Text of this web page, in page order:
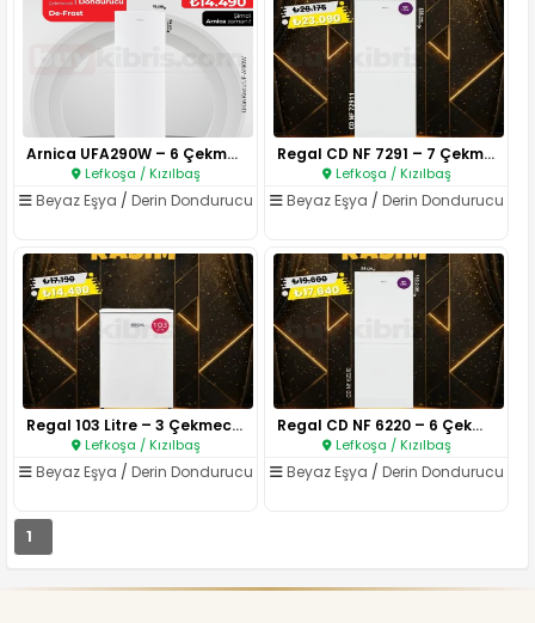
Arnica UFA290W – 6 Çekmeceli D..
Lefkoşa / Kızılbaş
Beyaz Eşya / Derin Dondurucu
Regal CD NF 7291 – 7 Çekmeceli..
Lefkoşa / Kızılbaş
Beyaz Eşya / Derin Dondurucu
Regal 103 Litre – 3 Çekmeceli ..
Lefkoşa / Kızılbaş
Beyaz Eşya / Derin Dondurucu
Regal CD NF 6220 – 6 Çekmeceli..
Lefkoşa / Kızılbaş
Beyaz Eşya / Derin Dondurucu
1